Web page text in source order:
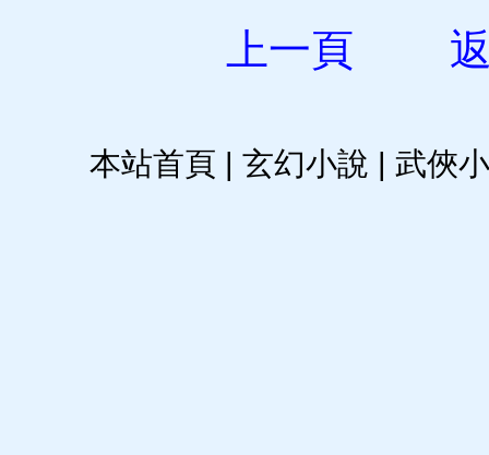
上一頁
本站首頁 | 玄幻小說 | 武俠